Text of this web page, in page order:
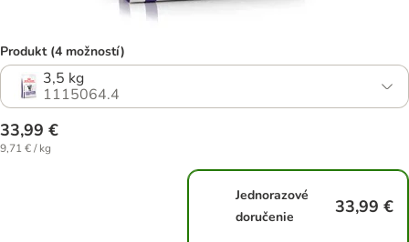
Produkt (4 možností)
3,5 kg
1115064.4
33,99 €
9,71 € / kg
Jednorazové
doručenie
33,99 €